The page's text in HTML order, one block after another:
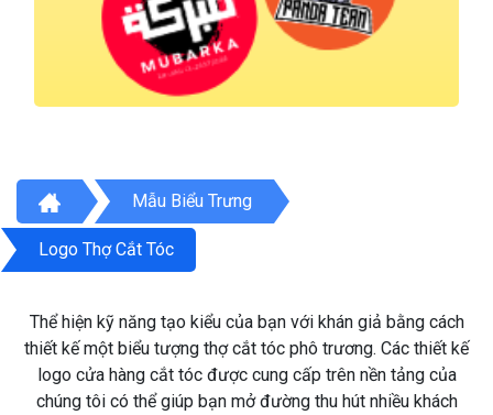
Mẫu Biểu Trưng
Logo Thợ Cắt Tóc
Thể hiện kỹ năng tạo kiểu của bạn với khán giả bằng cách
thiết kế một biểu tượng thợ cắt tóc phô trương. Các thiết kế
logo cửa hàng cắt tóc được cung cấp trên nền tảng của
chúng tôi có thể giúp bạn mở đường thu hút nhiều khách